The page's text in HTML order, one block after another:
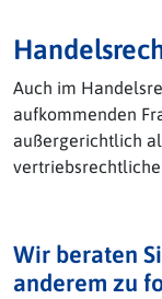
Auch im
aufkommenden
außergerichtlich
Wir beraten
anderem zu